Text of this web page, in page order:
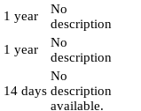
1 year
No
description
1 year
No
description
14 days
No
description
available.